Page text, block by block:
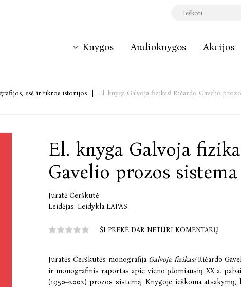
Knygos Audioknygos Akcijos
esė ir tikros istorijos El. knyga Galvoja fizikas! Ričardo Gavelio
El. knyga Galvoja
Gavelio prozos sistema
Jūratė Čerškutė
Leidėjas: Leidykla LAPAS
ŠI PREKĖ DAR NETURI KOMENTARŲ
Jūratės Čerškutės monografija Galvoja fizikas!Ričardo
ir monografinis raportas apie vieno įdomiausių XX a.
(1950–2002) prozos sistemą. Knygoje ieškoma